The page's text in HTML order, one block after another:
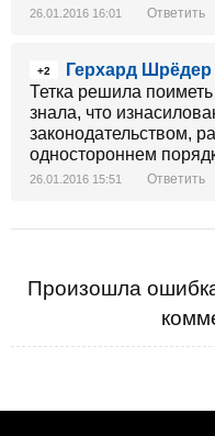
26.01.2016 16:01 Ответить
+2
Герхард Шрёдер
Тетка решила
знала, что
законодательством,
одностороннем
26.01.2016 15:51 Ответить
Произошла